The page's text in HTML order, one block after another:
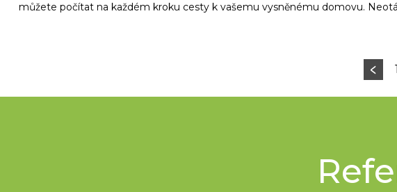
můžete počítat na každém kroku cesty k vašemu vysněnému domovu.
﹤ 1